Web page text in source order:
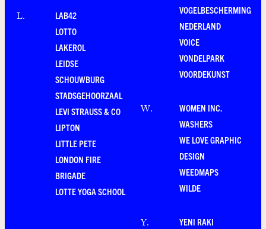
L.
LAB42
LOTTO
LAKEROL
LEIDSE
SCHOUWBURG
STADSGEHOORZAAL
LEVI STRAUSS & CO
LIPTON
LITTLE PETE
LONDON FIRE
BRIGADE
LOTTE YOGA SCHOOL
VOGELBESCHERMING
NEDERLAND
VOICE
VONDELPARK
VOORDEKUNST
W.
WOMEN INC.
WASHERS
WE LOVE GRAPHIC
DESIGN
WEEDMAPS
WILDE
Y. YENI RAKI